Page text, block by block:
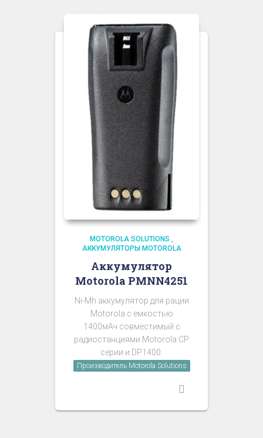
MOTOROLA SOLUTIONS ,
АККУМУЛЯТОРЫ MOTOROLA
Аккумулятор
Motorola PMNN4251
Ni-Mh аккумулятор для рации
Motorola с емкостью
1400мАч совместимый с
радиостанциями Motorola CP
серии и DP1400.
Производитель Motorola Solutions